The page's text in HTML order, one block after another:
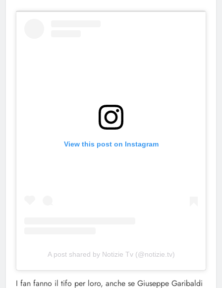
View this post on Instagram
A post shared by Notizie Tv (@notizie.tv)
I fan fanno il tifo per loro, anche se Giuseppe Garibaldi